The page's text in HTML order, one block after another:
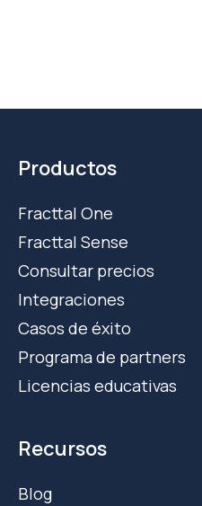
Productos
Fracttal One
Fracttal Sense
Consultar precios
Integraciones
Casos de éxito
Programa de partners
Licencias educativas
Recursos
Blog